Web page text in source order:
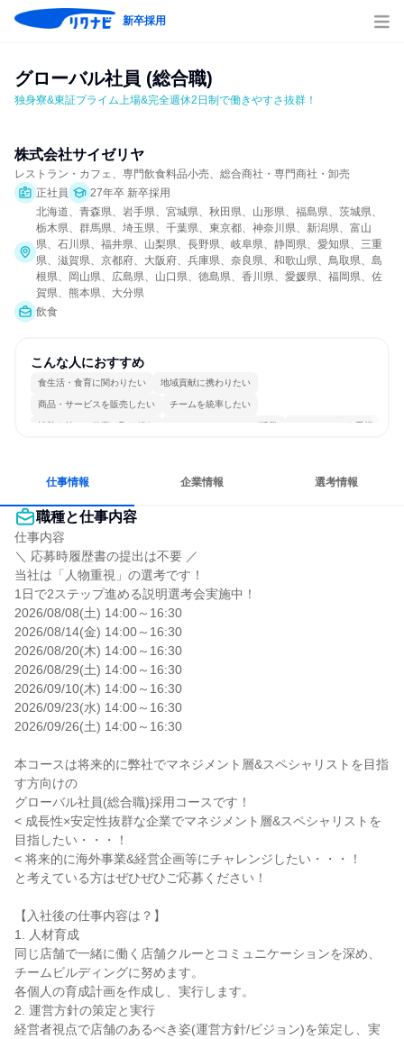
新卒採用
グローバル社員 (総合職)
独身寮&東証プライム上場&完全週休2日制で働きやすさ抜群！
株式会社サイゼリヤ
レストラン・カフェ、専門飲食料品小売、総合商社・専門商社・卸売
正社員
27年卒 新卒採用
北海道、青森県、岩手県、宮城県、秋田県、山形県、福島県、茨城県、
栃木県、群馬県、埼玉県、千葉県、東京都、神奈川県、新潟県、富山
県、石川県、福井県、山梨県、長野県、岐阜県、静岡県、愛知県、三重
県、滋賀県、京都府、大阪府、兵庫県、奈良県、和歌山県、鳥取県、島
根県、岡山県、広島県、山口県、徳島県、香川県、愛媛県、福岡県、佐
賀県、熊本県、大分県
飲食
こんな人におすすめ
食生活・食育に関わりたい 地域貢献に携わりたい
商品・サービスを販売したい チームを統率したい
情熱を持って仕事に取り組む コミュニケーションが活発 チームワークを重視
仕事情報 企業情報 選考情報
職種と仕事内容
仕事内容
＼ 応募時履歴書の提出は不要 ／
当社は「人物重視」の選考です！
1日で2ステップ進める説明選考会実施中！
2026/08/08(土) 14:00～16:30
2026/08/14(金) 14:00～16:30
2026/08/20(木) 14:00～16:30
2026/08/29(土) 14:00～16:30
2026/09/10(木) 14:00～16:30
2026/09/23(水) 14:00～16:30
2026/09/26(土) 14:00～16:30
本コースは将来的に弊社でマネジメント層&スペシャリストを目指
す方向けの
グローバル社員(総合職)採用コースです！
< 成長性×安定性抜群な企業でマネジメント層&スペシャリストを
目指したい・・・！
< 将来的に海外事業&経営企画等にチャレンジしたい・・・！
と考えている方はぜひぜひご応募ください！
【入社後の仕事内容は？】
1. 人材育成
同じ店舗で一緒に働く店舗クルーとコミュニケーションを深め、
チームビルディングに努めます。
各個人の育成計画を作成し、実行します。
2. 運営方針の策定と実行
経営者視点で店舗のあるべき姿(運営方針/ビジョン)を策定し、実